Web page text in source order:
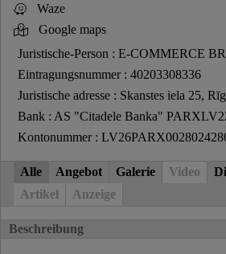
Waze
Google maps
Juristische-Person : E-COMMERCE
Eintragungsnummer : 40203308336
Juristische adresse : Skanstes iela 25,
Bank : AS "Citadele Banka"
Kontonummer :
Alle Angebot Galerie Video
Artikel
Anzeige
Beschreibung